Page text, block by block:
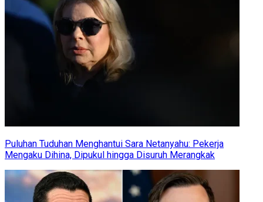
Puluhan Tuduhan Menghantui Sara Netanyahu: Pekerja
Mengaku Dihina, Dipukul hingga Disuruh Merangkak